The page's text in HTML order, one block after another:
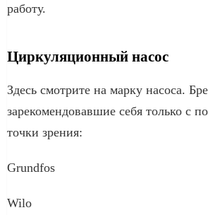
работу.
Циркуляционный насос
Здесь смотрите на марку насоса.
зарекомендовавшие себя только с
точки зрения:
Grundfos
Wilo